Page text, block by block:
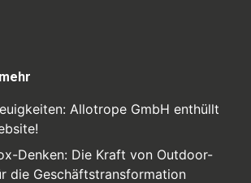
Allotrope GmbH enthüllt
Denken: Die Kraft von Outdoor-
die Geschäftstransformation